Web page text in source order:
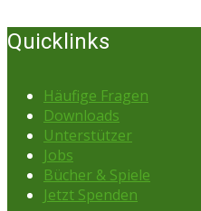
Quicklinks
Häufige Fragen
Downloads
Unterstützer
Jobs
Bücher & Spiele
Jetzt Spenden